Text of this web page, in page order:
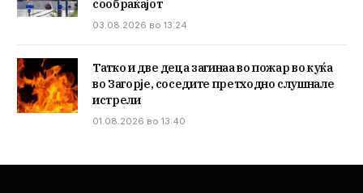
сообраќајот
03.08.2026 во 13:24
Татко и две деца загинаа во пожар во куќа
во Загорје, соседите претходно слушнале
истрели
01.08.2026 во 13:40